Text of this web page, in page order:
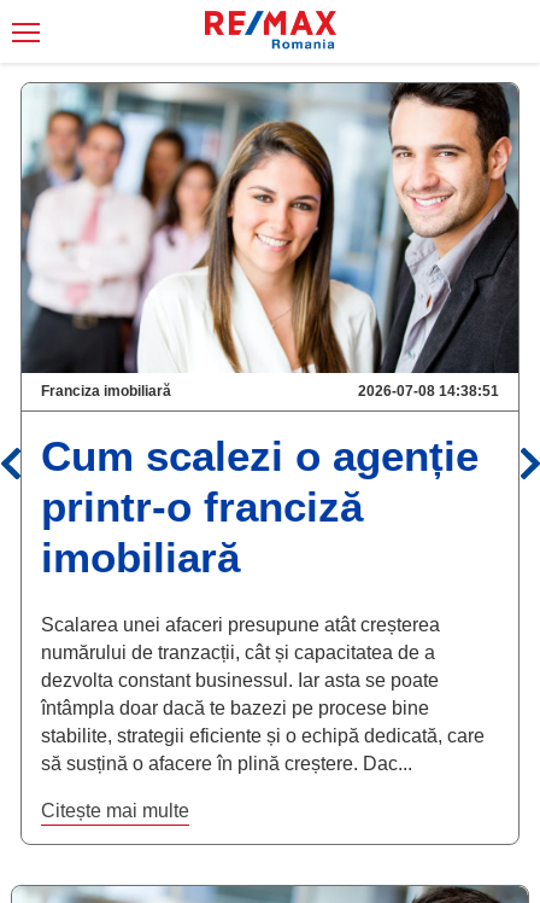
Franciza imobiliară 2026-07-08 14:38:51
Cum scalezi o agenție
printr-o franciză
imobiliară
Scalarea unei afaceri presupune atât creșterea
numărului de tranzacții, cât și capacitatea de a
dezvolta constant businessul. Iar asta se poate
întâmpla doar dacă te bazezi pe procese bine
stabilite, strategii eficiente și o echipă dedicată, care
să susțină o afacere în plină creștere. Dac...
Citește mai multe